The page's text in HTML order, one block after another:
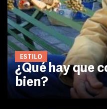
ESTILO
¿Qué hay que
bien?